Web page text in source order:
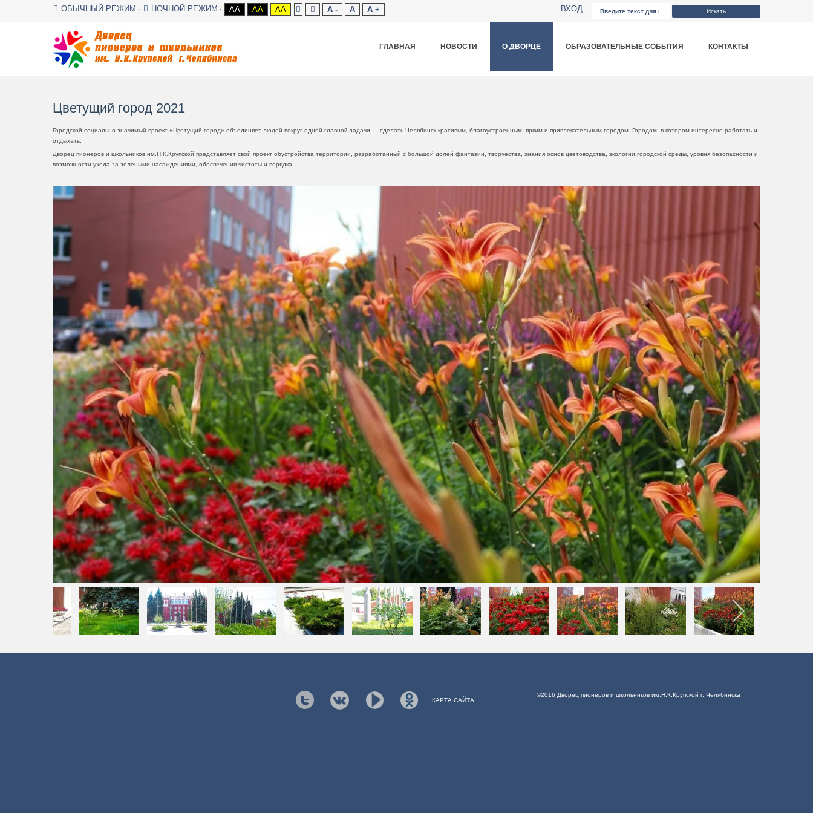
ОБЫЧНЫЙ РЕЖИМ НОЧНОЙ РЕЖИМ AA AA AA A - A A + Искать
ВХОД
ГЛАВНАЯ НОВОСТИ О ДВОРЦЕ ОБРАЗОВАТЕЛЬНЫЕ СОБЫТИЯ КОНТАКТЫ
Цветущий город 2021
Городской социально-значимый проект «Цветущий город» объединяет людей вокруг одной главной задачи — сделать Челябинск красивым, благоустроенным, ярким и привлекательным городом. Городом, в котором интересно работать и
отдыхать.
Дворец пионеров и школьников им.Н.К.Крупской представляет свой проект обустройства территории, разработанный с большой долей фантазии, творчества, знания основ цветоводства, экологии городской среды, уровня безопасности и
возможности ухода за зелеными насаждениями, обеспечения чистоты и порядка.
КАРТА САЙТА
©2016 Дворец пионеров и школьников им.Н.К.Крупской г. Челябинска